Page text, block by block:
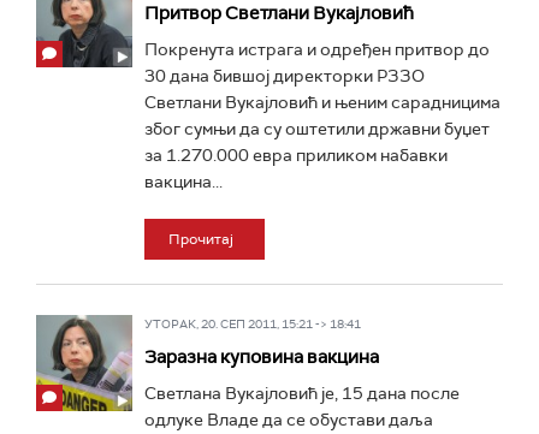
Притвор Светлани Вукајловић
Покренута истрага и одређен притвор до
30 дана бившој директорки РЗЗО
Светлани Вукајловић и њеним сарадницима
због сумњи да су оштетили државни буџет
за 1.270.000 евра приликом набавки
вакцина...
Прочитај
УТОРАК, 20. СЕП 2011, 15:21 -> 18:41
Заразна куповина вакцина
Светлана Вукајловић је, 15 дана после
одлуке Владе да се обустави даља